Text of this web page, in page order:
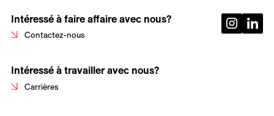
Intéressé à faire affaire avec nous?
Contactez-nous
Intéressé à travailler avec nous?
Carrières